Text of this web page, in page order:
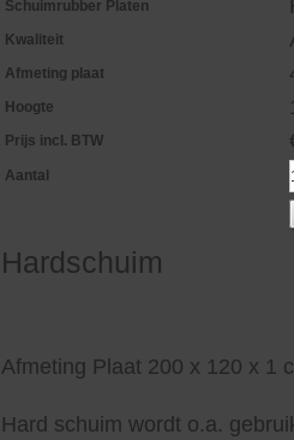
Schuimrubber Platen
Kwaliteit
Afmeting plaat
Hoogte
Prijs incl. BTW
Aantal
Hardschuim
Afmeting Plaat 200 x 120 x 1
Hard schuim wordt o.a.